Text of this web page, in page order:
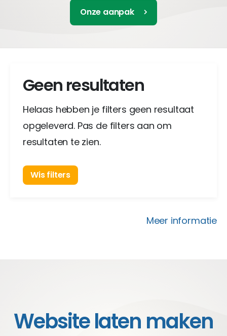
Onze aanpak
Geen resultaten
Helaas hebben je filters geen resultaat
opgeleverd. Pas de filters aan om
resultaten te zien.
Wis filters
Meer informatie
Website laten maken